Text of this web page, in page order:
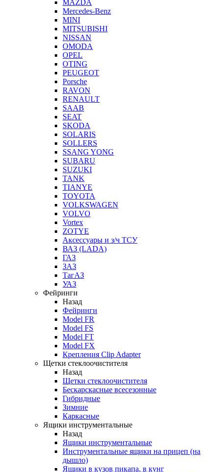
MAZDA
Mercedes-Benz
MINI
MITSUBISHI
NISSAN
OMODA
OPEL
OTING
PEUGEOT
Porsche
RAVON
RENAULT
SAAB
SEAT
SKODA
SOLARIS
SOLLERS
SSANG YONG
SUBARU
SUZUKI
TANK
TIANYE
TOYOTA
VOLKSWAGEN
VOLVO
Vortex
ZOTYE
Аксессуары и з/ч ТСУ
ВАЗ (LADA)
ГАЗ
ЗАЗ
ТагАЗ
УАЗ
Фейринги
Назад
Фейринги
Model FR
Model FS
Model FT
Model FX
Крепления Clip Adapter
Щетки стеклоочистителя
Назад
Щетки стеклоочистителя
Бескарскасные всесезонные
Гибридные
Зимние
Каркасные
Ящики инструментальные
Назад
Ящики инструментальные
Инструментальные ящики на прицеп (на
дышло)
Ящики в кузов пикапа, в кунг